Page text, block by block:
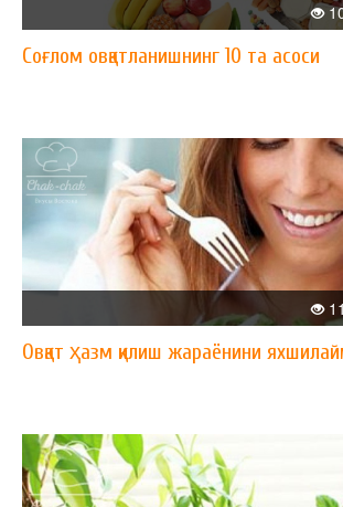
Соғлом овқатланишнинг 10 та асоси
Овқат ҳазм қилиш жараёнини